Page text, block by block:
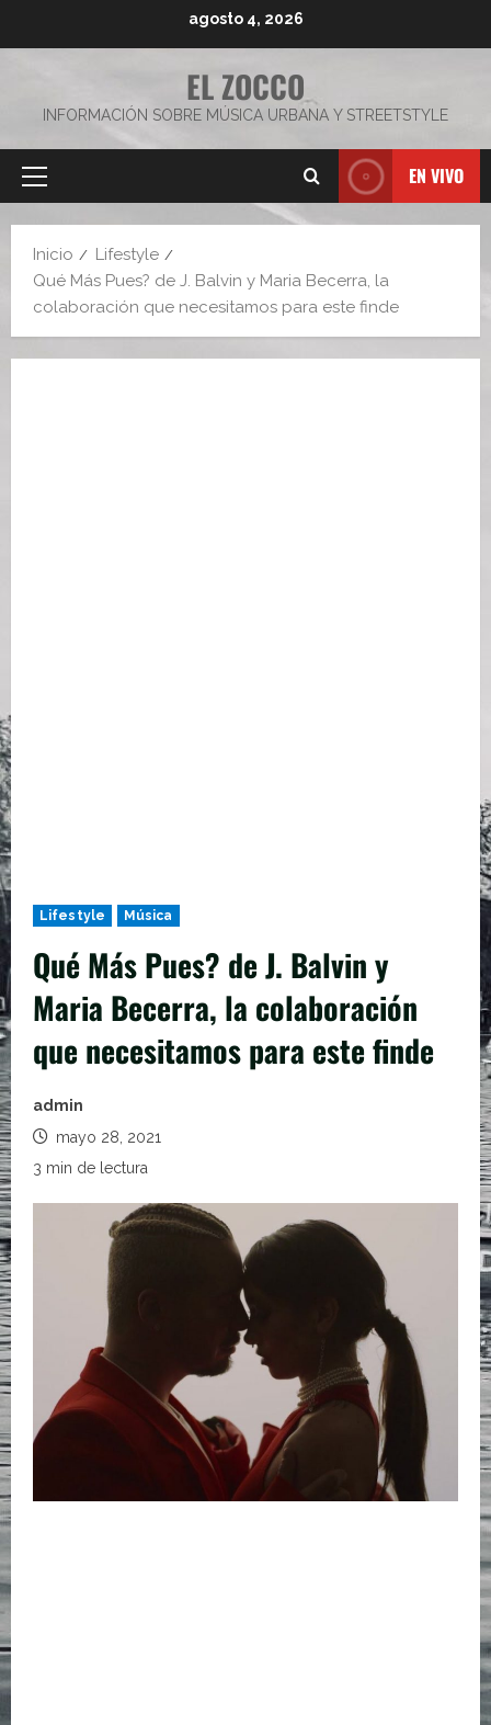
agosto 4, 2026
EL ZOCCO
INFORMACIÓN SOBRE MÚSICA URBANA Y STREETSTYLE
Menú
EN VIVO
Inicio
Lifestyle
Qué Más Pues? de J. Balvin y Maria Becerra, la
colaboración que necesitamos para este finde
Lifestyle Música
Qué Más Pues? de J. Balvin y
Maria Becerra, la colaboración
que necesitamos para este finde
admin
mayo 28, 2021
3 min de lectura